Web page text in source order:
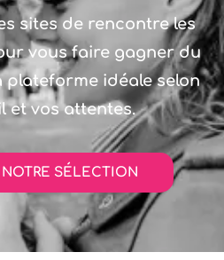
sites de rencontre les
vous faire gagner du
plateforme idéale selon
et vos attentes.
SÉLECTION